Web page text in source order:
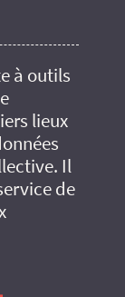
à outils
lieux
Il
de